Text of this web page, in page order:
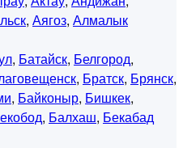
, Аягоз, Алмалык
, Батайск, Белгород,
, Братск, Брянск,
, Байконыр, Бишкек,
, Балхаш, Бекабад